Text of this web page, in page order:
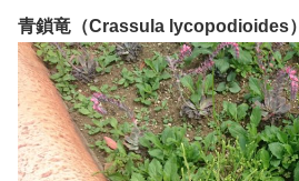
青鎖竜（Crassula lycopodioides）